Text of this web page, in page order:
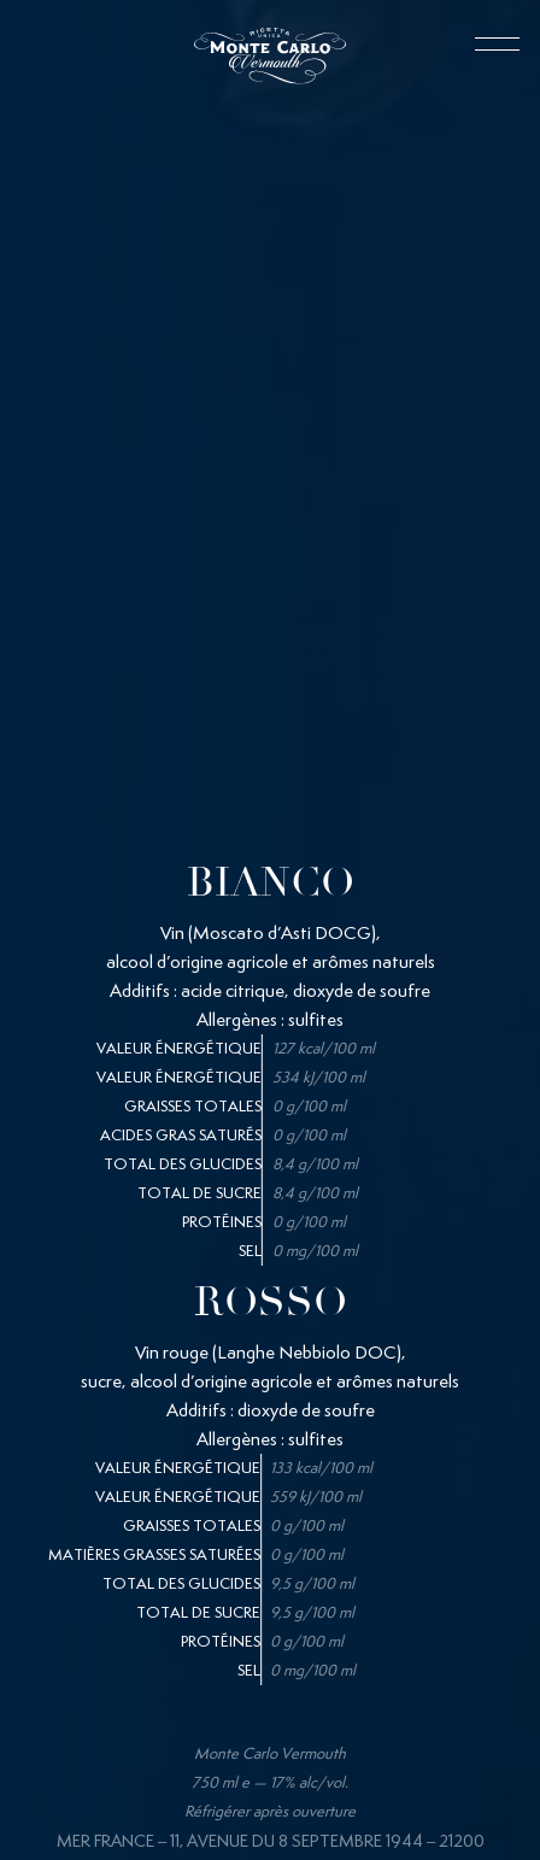
VALEUR ÉNERGÉTIQUE
VALEUR ÉNERGÉTIQUE
GRAISSES TOTALES
ACIDES GRAS SATURÉS
TOTAL DES GLUCIDES
TOTAL DE SUCRE
PROTÉINES
SEL
127 kcal/100 ml
534 kJ/100 ml
0 g/100 ml
0 g/100 ml
8,4 g/100 ml
8,4 g/100 ml
0 g/100 ml
0 mg/100 ml
BIANCO
Vin (Moscato d’Asti DOCG),
alcool d’origine agricole et arômes naturels
Additifs : acide citrique, dioxyde de soufre
Allergènes : sulfites
ROSSO
Vin rouge (Langhe Nebbiolo DOC),
sucre, alcool d’origine agricole et arômes naturels
Additifs : dioxyde de soufre
Allergènes : sulfites
VALEUR ÉNERGÉTIQUE
VALEUR ÉNERGÉTIQUE
GRAISSES TOTALES
MATIÈRES GRASSES SATURÉES
TOTAL DES GLUCIDES
TOTAL DE SUCRE
PROTÉINES
SEL
133 kcal/100 ml
559 kJ/100 ml
0 g/100 ml
0 g/100 ml
9,5 g/100 ml
9,5 g/100 ml
0 g/100 ml
0 mg/100 ml
Monte Carlo Vermouth
750 ml e — 17% alc/vol.
Réfrigérer après ouverture
MER FRANCE – 11, AVENUE DU 8 SEPTEMBRE 1944 – 21200